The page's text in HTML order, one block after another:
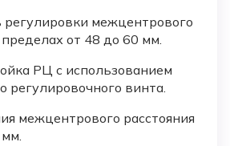
регулировки межцентрового
пределах от 48 до 60 мм.
РЦ с использованием
регулировочного винта.
межцентрового расстояния